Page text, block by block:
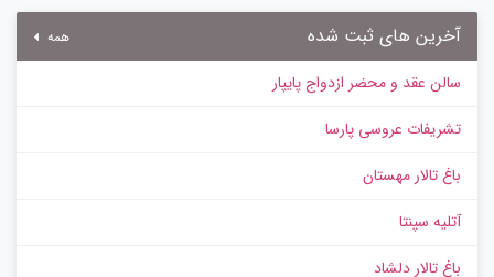
آخرین های ثبت شده همه
سالن عقد و محضر ازدواج پایپار
تشریفات عروسی پارسا
باغ تالار مهستان
آتلیه سپنتا
باغ تالار دلشاد